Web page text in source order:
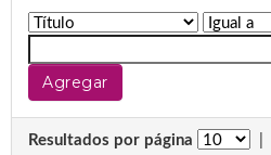
Resultados por página